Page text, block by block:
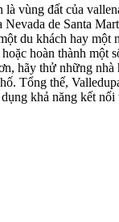
vùng đất của
de Santa
du khách hay
hoàn thành một
hãy thử những
Tổng thể,
khả năng kết